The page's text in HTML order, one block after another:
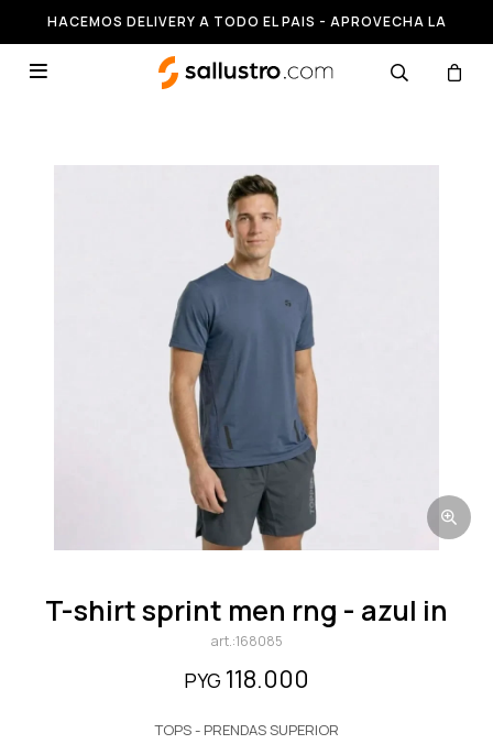
HACEMOS DELIVERY A TODO EL PAIS - APROVECHA LA
RUNNING HASTA 50% OFF

t-shirt sprint men rng - azul in
168085
PYG 118.000
TOPS - PRENDAS SUPERIOR